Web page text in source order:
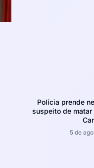
Polícia prende
suspeito de matar
5 de